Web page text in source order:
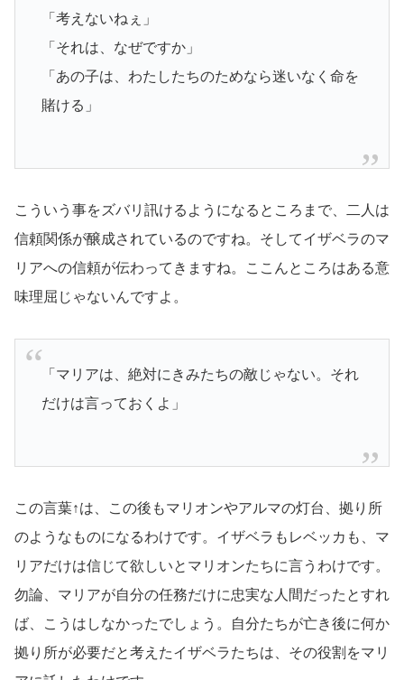
「考えないねぇ」
「それは、なぜですか」
「あの子は、わたしたちのためなら迷いなく命を
賭ける」
こういう事をズバリ訊けるようになるところまで、二人は
信頼関係が醸成されているのですね。そしてイザベラのマ
リアへの信頼が伝わってきますね。ここんところはある意
味理屈じゃないんですよ。
「マリアは、絶対にきみたちの敵じゃない。それ
だけは言っておくよ」
この言葉↑は、この後もマリオンやアルマの灯台、拠り所
のようなものになるわけです。イザベラもレベッカも、マ
リアだけは信じて欲しいとマリオンたちに言うわけです。
勿論、マリアが自分の任務だけに忠実な人間だったとすれ
ば、こうはしなかったでしょう。自分たちが亡き後に何か
拠り所が必要だと考えたイザベラたちは、その役割をマリ